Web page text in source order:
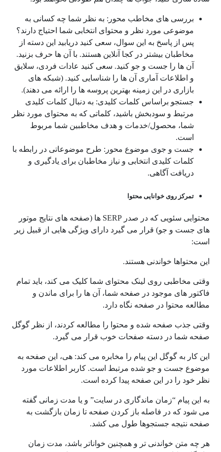
بررسی های مخاطب محور: به نظر شما چه کسانی به
موضوعی مورد نظر و محتوای انتخابی شما احتیاج دارند؟
پس از پاسخ به این سوال، سعی کنید دریابید این دسته از
مخاطبان بیشتر در کجا آنلاین هستند. با آن ها حرف بزنید.
آن ها را جست و جو کنید. سعی کنید عادات فردی، سلایق
و اطلاعات آماری آن ها را شناسایی کنید. (شبکه های
بازاری در این زمینه بهترین پروسه ها را ارائه می دهند).
جستجو براساس کلمات کلیدی: به دنبال کلمات کلیدی
مرتبط و سودبخش باشید، کلماتی که به محتوای مورد نظر
شما، محصول/خدمات و هدف مخاطبین شما مربوط
است.
جست و جوی موضوع محور: طرح موضوعاتی در رابطه با
کلمات کلیدی انتخابی و نیاز مخاطبان برای یادگیری و
دریافت آگاهی.
تمرکز روی خوانایی محتوا
محتوایی سئویی که در صدر SERP ها (صفحه های نتایج موتور
های جست و جو) قرار می گیرد دارای ویژگی هایی از قبیل زیر
است:
این محتواها خواندنی هستند.
وقتی مخاطبی روی لینک محتوای شما کلیک می کند، باید تمام
فاکتور های موجود در صفحه شما، آن ها را برای ماندن و
مطالعه محتوا در صفحه نگاه دارد.
وقتی جذب صفحه شده و محتوا را مطالعه کردند، از نظر گوگل
صفحه شما در دسته صفحات خوب قرار می گیرد.
این کار به گوگل این پیام را مخابره می کند: هی، این صفحه به
موضوع جست و جو شده مرتبط است. کاربر اطلاعات مورد
نظر خود را در این صفحه پیدا کرده است.
به این پیام “زمان ماندگاری در سایت” و یا مدت زمانی گفته
می شود که در فاصله باز کردن صفحه تا زمان بازگشت به
صفحه نتیجه جستجوها طول می کشد.
هر چه متن خواندنی تر و همچنین خواناتر باشد، مدت زمان